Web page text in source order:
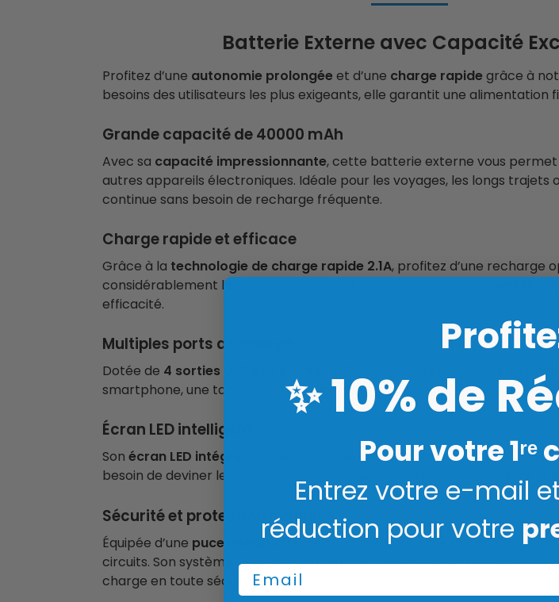
Batterie Externe avec Capacité
Profitez d’une autonomie prolongée et d’une charge rapide grâce à
besoins des utilisateurs les plus exigeants, elle garantit une
Grande capacité de 40000 mAh
Avec sa capacité impressionnante, cette batterie externe vous
autres appareils électroniques. Idéale pour les voyages, les longs trajets
continue sans besoin de recharge fréquente.
Charge rapide et efficace
Grâce à la technologie de charge rapide 2.1A, profitez d’une recharge
considérablement le temps d’attente et assure un
efficacité.
Multiples ports de charge
Dotée de 4 sorties USB et 3 entrées USB
, cette batterie externe
smartphone, une tablette ou un accessoire électronique, elle offre une
Écran LED intelligent
Son écran LED intégré
affiche le pourcentage exact de batterie
besoin de deviner le niveau de charge, vous avez une indication claire et
Sécurité et protection avancée
Équipée d’une puce intelligente, cette batterie externe garantit une
circuits. Son système dedétection automatiqueajuste la puissance de
charge en toute sécurité.
✨10% de
Pour votre
Entrez votre e-mail
réduction pour votre
Email